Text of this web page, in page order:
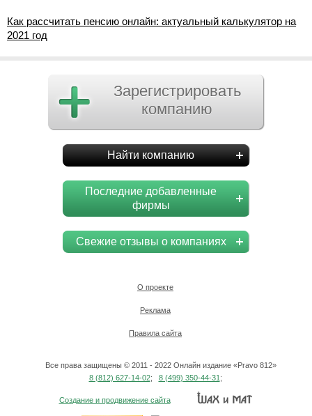
Как рассчитать пенсию онлайн: актуальный калькулятор на
2021 год
Зарегистрировать
компанию
Найти компанию
Последние добавленные
фирмы
Свежие отзывы о компаниях
О проекте
Реклама
Правила сайта
Все права защищены © 2011 - 2022 Онлайн издание «Pravo 812»
8 (812) 627-14-02; 8 (499) 350-44-31 ;
Создание и продвижение сайта